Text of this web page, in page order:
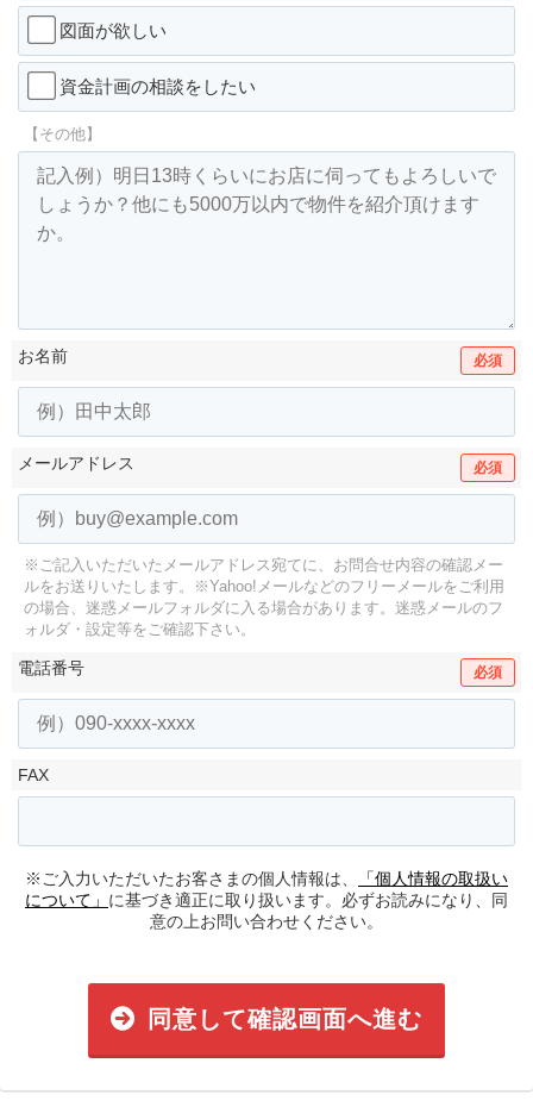
図面が欲しい
資金計画の相談をしたい
【その他】
お名前 必須
メールアドレス 必須
※ご記入いただいたメールアドレス宛てに、お問合せ内容の確認メー
ルをお送りいたします。
※Yahoo!メールなどのフリーメールをご利用
の場合、迷惑メールフォルダに入る場合があります。 迷惑メールのフ
ォルダ・設定等をご確認下さい。
電話番号 必須
FAX
※ご入力いただいたお客さまの個人情報は、
「個人情報の取扱い
について」 に基づき適正に取り扱います。必ずお読みになり、同
意の上お問い合わせください。
同意して確認画面へ進む